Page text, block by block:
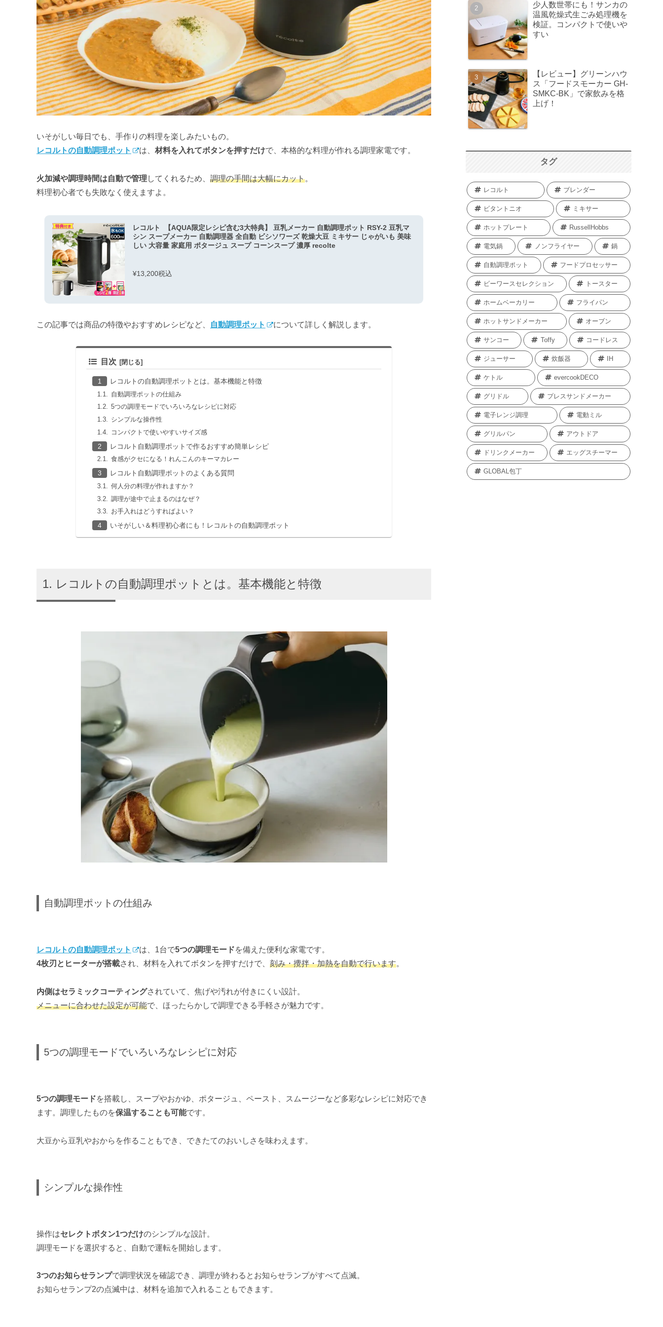
いそがしい毎日でも、手作りの料理を楽しみたいもの。
レコルトの自動調理ポット
は、 材料を入れてボタンを押すだけで、本格的な料理が作れる調理家電です。
火加減や調理時間は自動で管理 してくれるため、 調理の手間は大幅にカット。
料理初心者でも失敗なく使えますよ。
レコルト 【AQUA限定レシピ含む3大特典】 豆乳メーカー 自動調理ポット RSY-2 豆乳マ
シン スープメーカー 自動調理器 全自動 ビシソワーズ 乾燥大豆 ミキサー じゃがいも 美味
しい 大容量 家庭用 ポタージュ スープ コーンスープ 濃厚 recolte
¥13,200税込
この記事では商品の特徴やおすすめレシピなど、 自動調理ポット について詳しく解説します。
目次
レコルトの自動調理ポットとは。基本機能と特徴
自動調理ポットの仕組み
5つの調理モードでいろいろなレシピに対応
シンプルな操作性
コンパクトで使いやすいサイズ感
レコルト自動調理ポットで作るおすすめ簡単レシピ
食感がクセになる！れんこんのキーマカレー
レコルト自動調理ポットのよくある質問
何人分の料理が作れますか？
調理が途中で止まるのはなぜ？
お手入れはどうすればよい？
いそがしい＆料理初心者にも！レコルトの自動調理ポット
レコルトの自動調理ポットとは。基本機能と特徴
自動調理ポットの仕組み
レコルトの自動調理ポット は、1台で5つの調理モードを備えた便利な家電です。
4枚刃とヒーターが搭載され、材料を入れてボタンを押すだけで、 刻み・攪拌・加熱を自動で行います。
内側はセラミックコーティングされていて、焦げや汚れが付きにくい設計。
メニューに合わせた設定が可能で、ほったらかしで調理できる手軽さが魅力です。
5つの調理モードでいろいろなレシピに対応
5つの調理モードを搭載し、スープやおかゆ、ポタージュ、ペースト、スムージーなど多彩なレシピに対応でき
ます。調理したものを保温することも可能です。
大豆から豆乳やおからを作ることもでき、できたてのおいしさを味わえます。
シンプルな操作性
操作はセレクトボタン1つだけのシンプルな設計。
調理モードを選択すると、自動で運転を開始します。
3つのお知らせランプで調理状況を確認でき、調理が終わるとお知らせランプがすべて点滅。
お知らせランプ2の点滅中は、材料を追加で入れることもできます。
少人数世帯にも！サンカの
温風乾燥式生ごみ処理機を
検証。コンパクトで使いや
すい
【レビュー】グリーンハウ
ス「フードスモーカー GH-
SMKC-BK」で家飲みを格
上げ！
タグ
レコルト ブレンダー
ビタントニオ ミキサー
ホットプレート RussellHobbs
電気鍋 ノンフライヤー 鍋
自動調理ポット フードプロセッサー
ビーワースセレクション トースター
ホームベーカリー フライパン
ホットサンドメーカー オーブン
サンコー Toffy コードレス
ジューサー 炊飯器 IH
ケトル evercookDECO
グリドル プレスサンドメーカー
電子レンジ調理 電動ミル
グリルパン アウトドア
ドリンクメーカー エッグスチーマー
GLOBAL包丁